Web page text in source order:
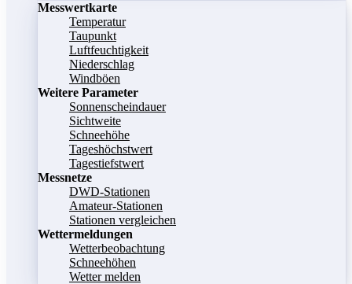
Messwertkarte
Temperatur
Taupunkt
Luftfeuchtigkeit
Niederschlag
Windböen
Weitere Parameter
Sonnenscheindauer
Sichtweite
Schneehöhe
Tageshöchstwert
Tagestiefstwert
Messnetze
DWD-Stationen
Amateur-Stationen
Stationen vergleichen
Wettermeldungen
Wetterbeobachtung
Schneehöhen
Wetter melden